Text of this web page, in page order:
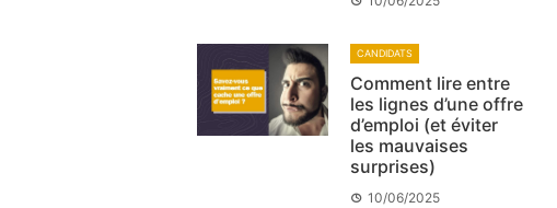
CANDIDATS
Comment lire entre
les lignes d’une offre
d’emploi (et éviter
les mauvaises
surprises)
10/06/2025